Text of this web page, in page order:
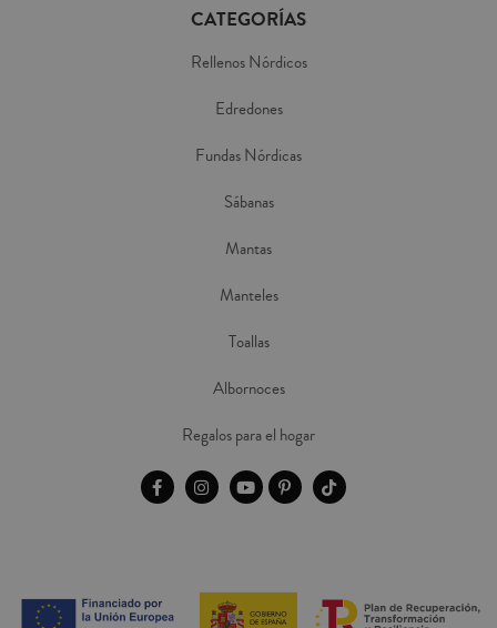
CATEGORÍAS
Rellenos Nórdicos
Edredones
Fundas Nórdicas
Sábanas
Mantas
Manteles
Toallas
Albornoces
Regalos para el hogar